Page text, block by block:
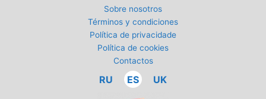
Sobre nosotros
Términos y condiciones
Política de privacidade
Política de cookies
Contactos
RU ES UK